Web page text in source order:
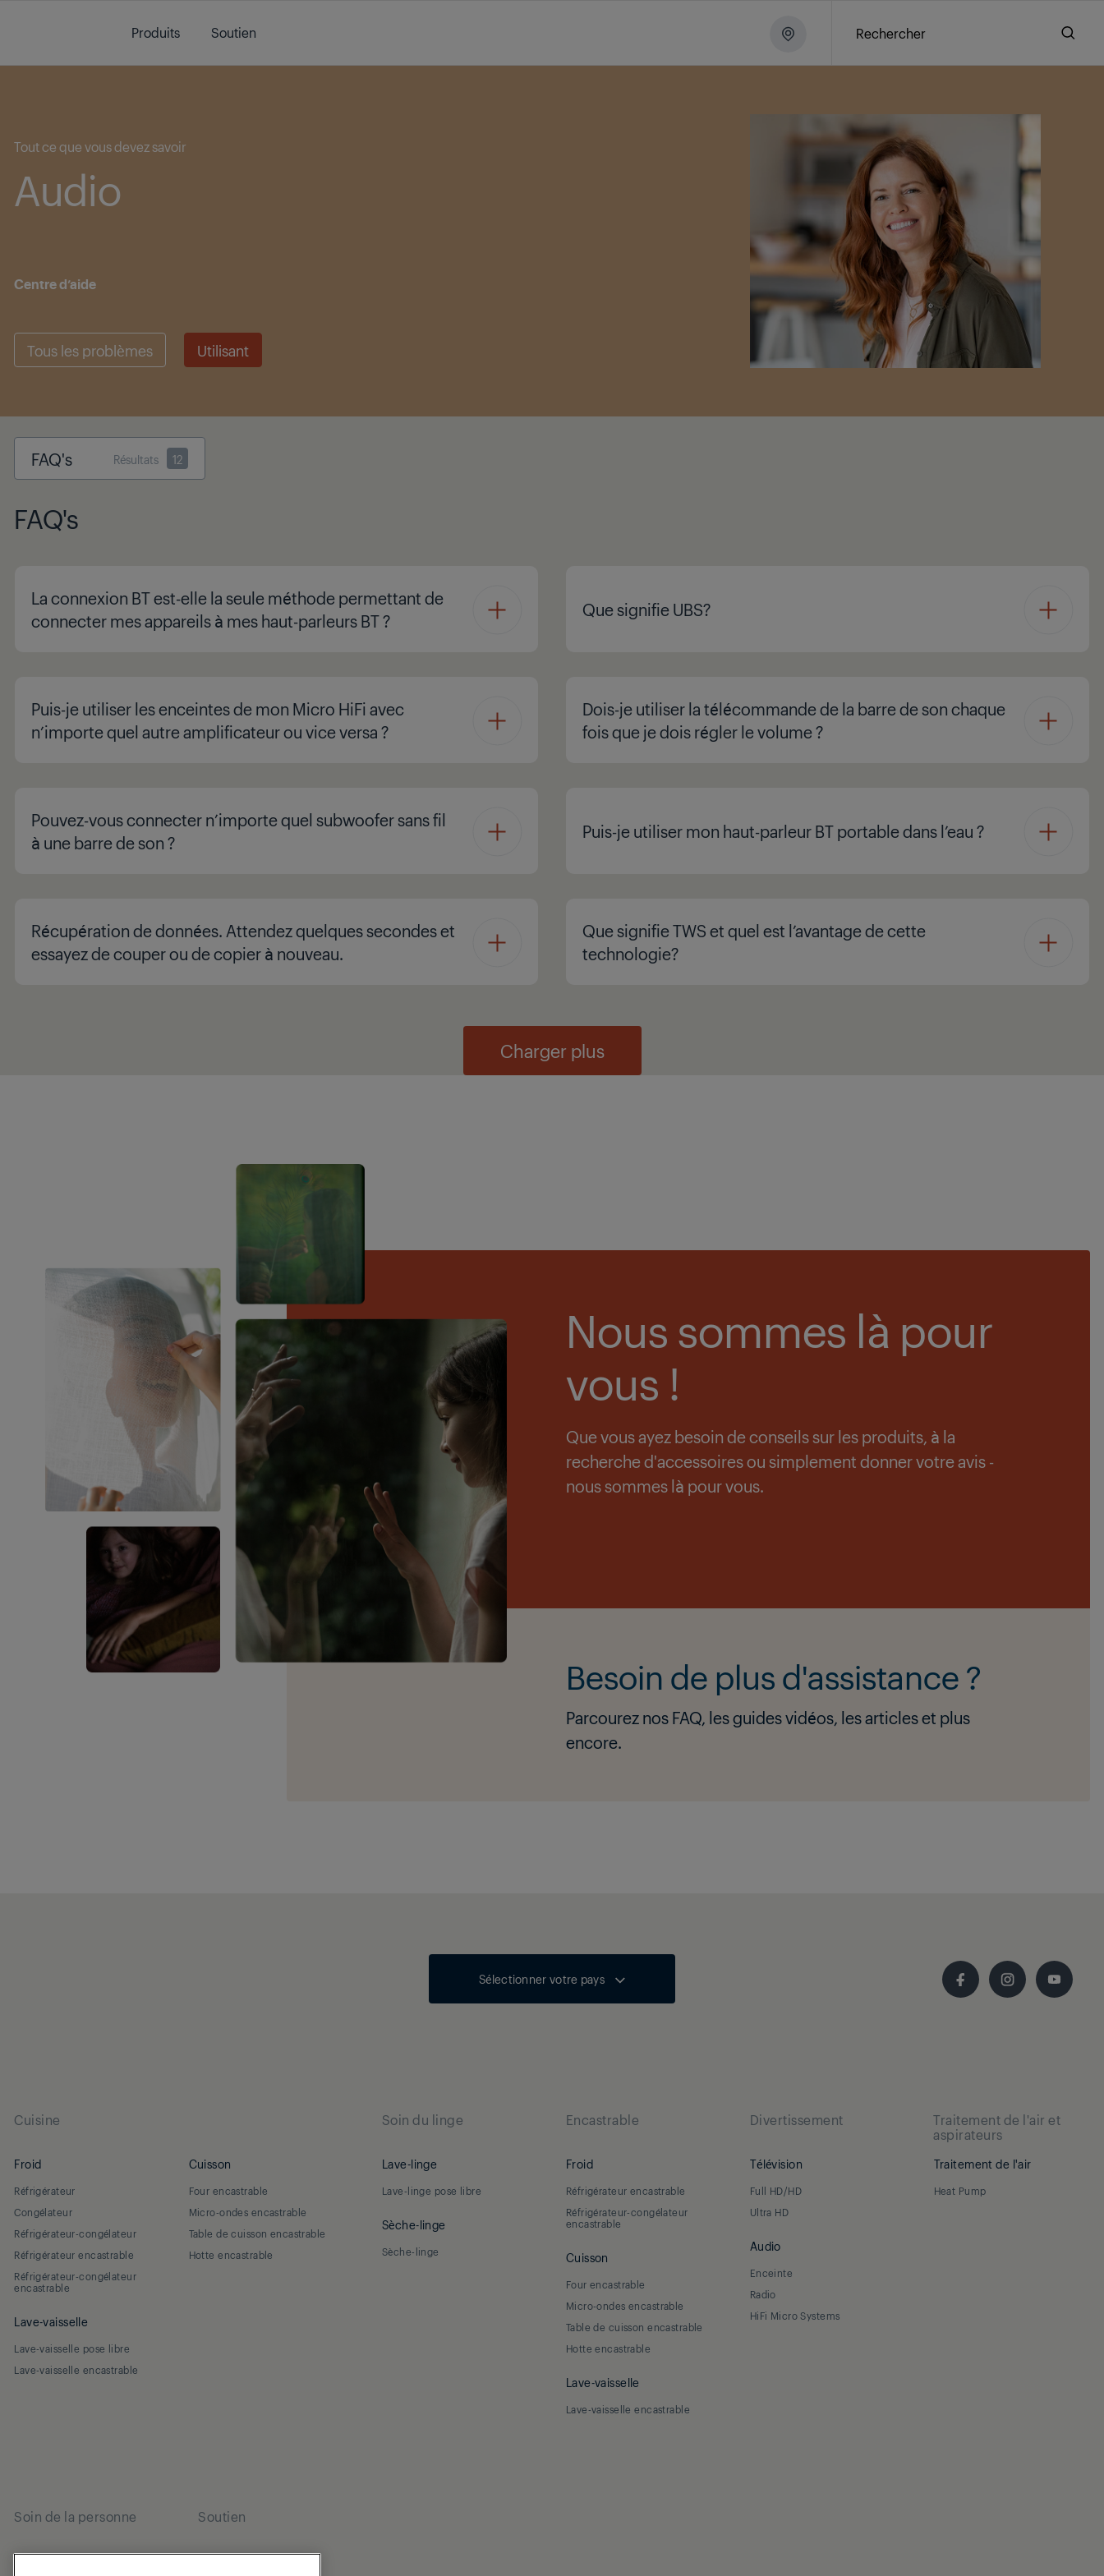
Produits
Soutien Rechercher
Tout ce que vous devez savoir
Audio
Centre d’aide
Tous les problèmes Utilisant
FAQ's Résultats 12
FAQ's
La connexion BT est-elle la seule méthode permettant de
connecter mes appareils à mes haut-parleurs BT ?
Puis-je utiliser les enceintes de mon Micro HiFi avec
n’importe quel autre amplificateur ou vice versa ?
Pouvez-vous connecter n’importe quel subwoofer sans fil
à une barre de son ?
Récupération de données. Attendez quelques secondes et
essayez de couper ou de copier à nouveau.
Que signifie UBS?
Dois-je utiliser la télécommande de la barre de son chaque
fois que je dois régler le volume ?
Puis-je utiliser mon haut-parleur BT portable dans l’eau ?
Que signifie TWS et quel est l’avantage de cette
technologie?
Charger plus
Nous sommes là pour
vous !
Que vous ayez besoin de conseils sur les produits, à la
recherche d'accessoires ou simplement donner votre avis -
nous sommes là pour vous.
Besoin de plus d'assistance ?
Parcourez nos FAQ, les guides vidéos, les articles et plus
encore.
Sélectionner votre pays
Cuisine
Froid
Réfrigérateur
Congélateur
Réfrigérateur-congélateur
Réfrigérateur encastrable
Réfrigérateur-congélateur
encastrable
Cuisson
Four encastrable
Micro-ondes encastrable
Table de cuisson encastrable
Hotte encastrable
Lave-vaisselle
Lave-vaisselle pose libre
Lave-vaisselle encastrable
Soin du linge
Lave-linge
Lave-linge pose libre
Sèche-linge
Sèche-linge
Encastrable
Froid
Réfrigérateur encastrable
Réfrigérateur-congélateur
encastrable
Cuisson
Four encastrable
Micro-ondes encastrable
Table de cuisson encastrable
Hotte encastrable
Lave-vaisselle
Lave-vaisselle encastrable
Divertissement
Télévision
Full HD/HD
Ultra HD
Audio
Enceinte
Radio
HiFi Micro Systems
Traitement de l'air et
aspirateurs
Traitement de l'air
Heat Pump
Soin de la personne
Soin des cheveux
Soutien